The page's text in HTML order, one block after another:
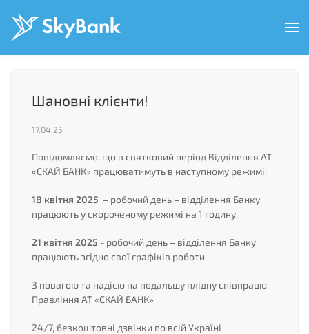
основного
Шановні клієнти!
17.04.25
Повідомляємо, що в святковий період Відділення АТ
«СКАЙ БАНК» працюватимуть в наступному режимі:
18 квітня 2025 – робочий день – відділення Банку
працюють у скороченому режимі на 1 годину.
21 квітня 2025 - робочий день – відділення Банку
працюють згідно свої графіків роботи.
З повагою та надією на подальшу плідну співпрацю,
Правління АТ «СКАЙ БАНК»
24/7, безкоштовні дзвінки по всій Україні